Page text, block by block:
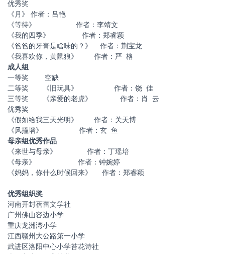
优秀奖
《月》 作者：吕艳
《等待》 作者：李靖文
《我的四季》 作者：郑睿颖
《爸爸的牙膏是啥味的？》 作者：荆宝龙
《我喜欢你，黄鼠狼》 作者：严 格
成人组
一等奖 空缺
二等奖 《旧玩具》 作者：饶 佳
三等奖 《亲爱的老虎》 作者：肖 云
优秀奖
《假如给我三天光明》 作者：关天博
《风撞墙》 作者：玄 鱼
母亲组优秀作品
《来世与母亲》 作者：丁瑶培
《母亲》 作者：钟婉婷
《妈妈，你什么时候回来》 作者：郑睿颖
优秀组织奖
河南开封蓓蕾文学社
广州佛山容边小学
重庆龙洲湾小学
江西赣州大公路第一小学
武进区洛阳中心小学苔花诗社